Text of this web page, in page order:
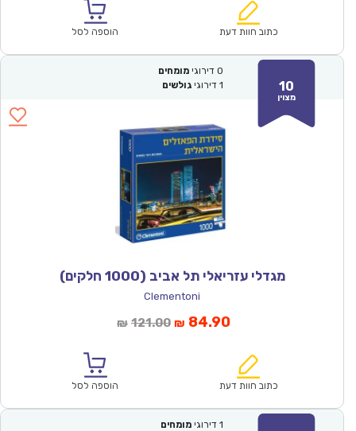
₪86.00.
הוא:
כתוב חוות דעת הוספה לסל
10
מצוין
0 דירוגי מומחים
1 דירוגי גולשים
מגדלי עזריאלי תל אביב (1000 חלקים)
Clementoni
₪ 121.00המחיר
₪121.00.
₪ 84.90המחיר
הוא:
כתוב חוות דעת הוספה לסל
1 דירוגי מומחים